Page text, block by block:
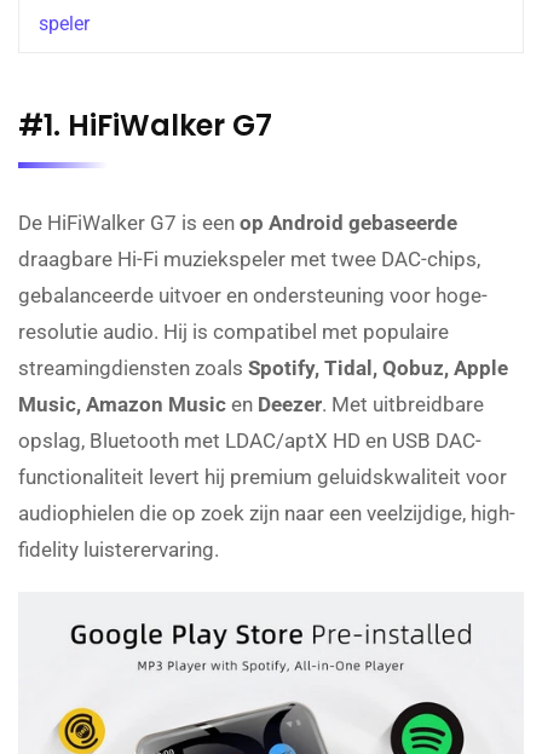
speler
#1. HiFiWalker G7
De HiFiWalker G7 is een op Android gebaseerde
draagbare Hi-Fi muziekspeler met twee DAC-chips,
gebalanceerde uitvoer en ondersteuning voor hoge-
resolutie audio. Hij is compatibel met populaire
streamingdiensten zoals Spotify, Tidal, Qobuz, Apple
Music, Amazon Music en Deezer. Met uitbreidbare
opslag, Bluetooth met LDAC/aptX HD en USB DAC-
functionaliteit levert hij premium geluidskwaliteit voor
audiophielen die op zoek zijn naar een veelzijdige, high-
fidelity luisterervaring.